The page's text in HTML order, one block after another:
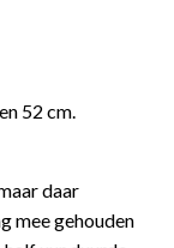
52 cm.
daar
mee gehouden